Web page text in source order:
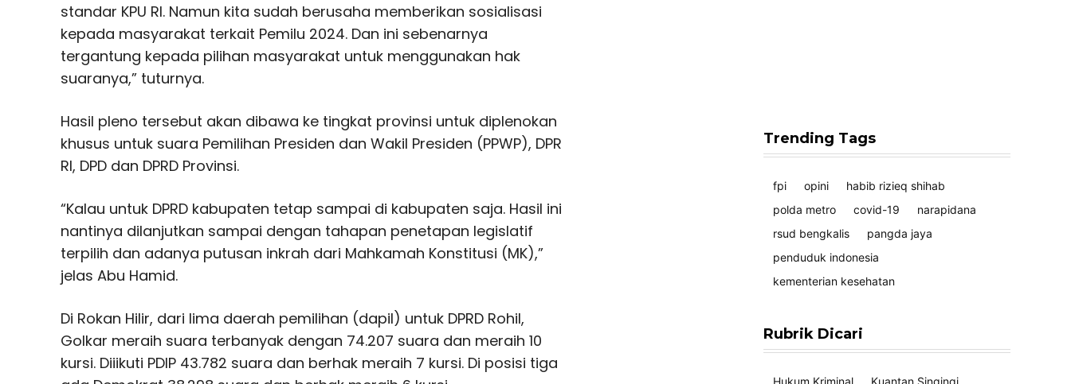
standar KPU RI. Namun kita sudah berusaha memberikan sosialisasi
kepada masyarakat terkait Pemilu 2024. Dan ini sebenarnya
tergantung kepada pilihan masyarakat untuk menggunakan hak
suaranya,” tuturnya.
Hasil pleno tersebut akan dibawa ke tingkat provinsi untuk diplenokan
khusus untuk suara Pemilihan Presiden dan Wakil Presiden (PPWP), DPR
RI, DPD dan DPRD Provinsi.
“Kalau untuk DPRD kabupaten tetap sampai di kabupaten saja. Hasil ini
nantinya dilanjutkan sampai dengan tahapan penetapan legislatif
terpilih dan adanya putusan inkrah dari Mahkamah Konstitusi (MK),”
jelas Abu Hamid.
Di Rokan Hilir, dari lima daerah pemilihan (dapil) untuk DPRD Rohil,
Golkar meraih suara terbanyak dengan 74.207 suara dan meraih 10
kursi. Diiikuti PDIP 43.782 suara dan berhak meraih 7 kursi. Di posisi tiga
Trending Tags
fpi opini
habib rizieq shihab
polda metro
covid-19
narapidana
rsud bengkalis
pangda jaya
penduduk indonesia
kementerian kesehatan
Rubrik Dicari